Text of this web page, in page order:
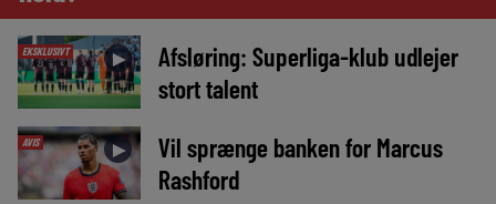
EKSKLUSIVT ►
Afsløring: Superliga-klub udlejer
stort talent
AVIS ►
Vil sprænge banken for Marcus
Rashford